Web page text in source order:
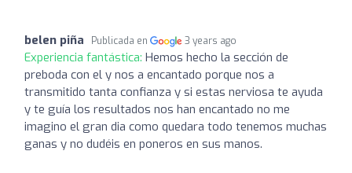
belen piña Publicada en 3 years ago
Experiencia fantástica: Hemos hecho la sección de
preboda con el y nos a encantado porque nos a
transmitido tanta confianza y si estas nerviosa te ayuda
y te guía los resultados nos han encantado no me
imagino el gran dia como quedara todo tenemos muchas
ganas y no dudéis en poneros en sus manos.